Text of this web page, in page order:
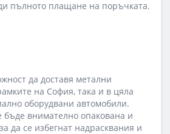
пълното плащане на поръчката.
да доставя метални
на София, така и в цяла
оборудвани автомобили.
внимателно опакована и
да се избегнат надрасквания и